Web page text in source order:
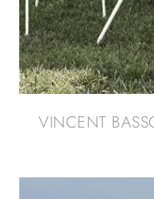
VINCENT